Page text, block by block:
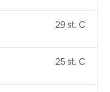
29 st. C
25 st. C